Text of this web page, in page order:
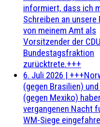
informiert, dass ich
Schreiben an unsere
von meinem Amt als
Vorsitzender der
Bundestagsfraktion
zurücktrete.+++
6. Juli 2026 |
(gegen Brasilien) und
(gegen Mexiko)
vergangenen Nacht
WM-Siege